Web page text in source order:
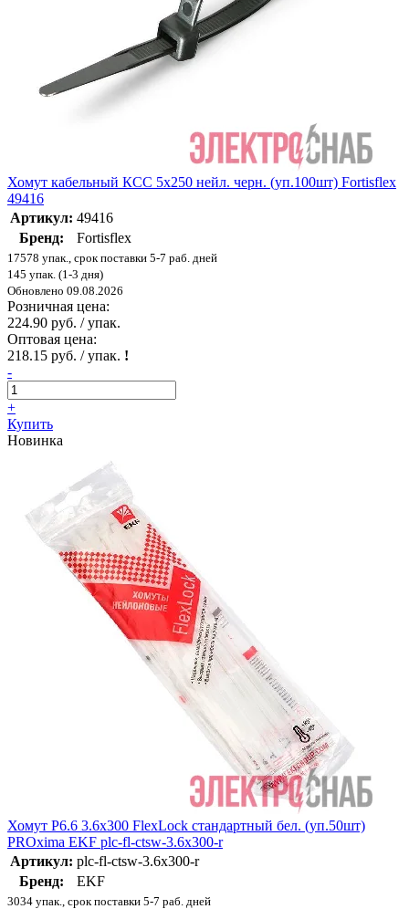
Хомут кабельный КСС 5х250 нейл. черн. (уп.100шт) Fortisflex
49416
Артикул: 49416
Бренд:
Fortisflex
17578 упак., срок поставки 5-7 раб. дней
145 упак. (1-3 дня)
Обновлено 09.08.2026
Розничная цена:
224.90 руб. / упак.
Оптовая цена:
218.15 руб. / упак. !
-
+
Купить
Новинка
Хомут P6.6 3.6x300 FlexLock стандартный бел. (уп.50шт)
PROxima EKF plc-fl-ctsw-3.6x300-r
Артикул: plc-fl-ctsw-3.6x300-r
Бренд:
EKF
3034 упак., срок поставки 5-7 раб. дней